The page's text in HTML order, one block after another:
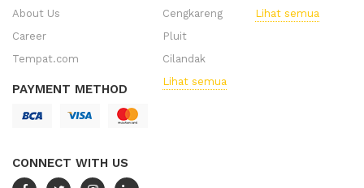
About Us
Career
Tempat.com
PAYMENT METHOD
CONNECT WITH US
Cengkareng
Pluit
Cilandak
Lihat semua
Lihat semua